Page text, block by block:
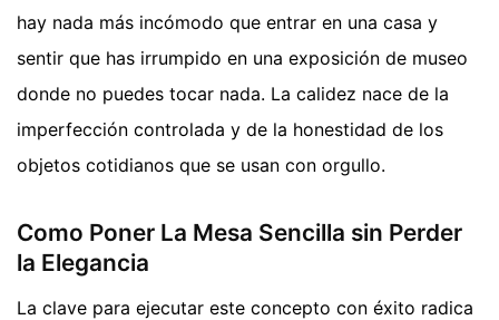
hay nada más incómodo que entrar en una casa y
sentir que has irrumpido en una exposición de museo
donde no puedes tocar nada. La calidez nace de la
imperfección controlada y de la honestidad de los
objetos cotidianos que se usan con orgullo.
Como Poner La Mesa Sencilla sin Perder
la Elegancia
La clave para ejecutar este concepto con éxito radica